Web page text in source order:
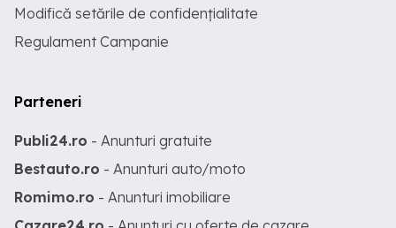
Modifică setările de confidențialitate
Regulament Campanie
Parteneri
Publi24.ro - Anunturi gratuite
Bestauto.ro - Anunturi auto/moto
Romimo.ro - Anunturi imobiliare